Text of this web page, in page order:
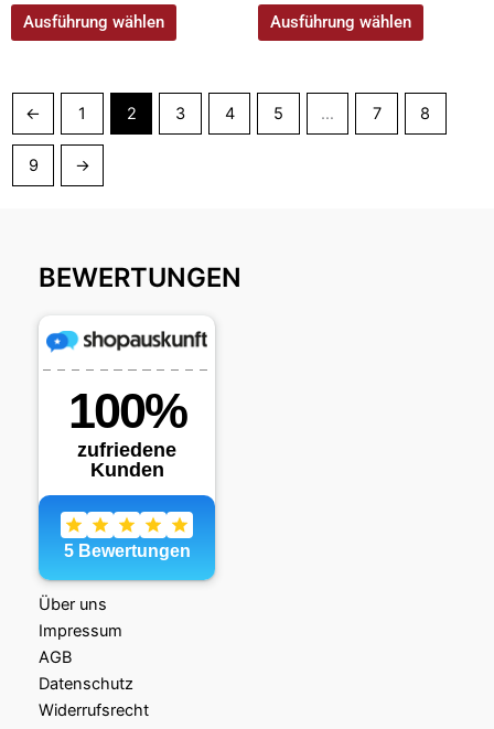
Ausführung wählen Ausführung wählen
← 1 2 3 4 5 … 7 8
9 →
BEWERTUNGEN
Über uns
Impressum
AGB
Datenschutz
Widerrufsrecht